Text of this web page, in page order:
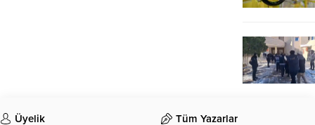
Üyelik Tüm Yazarlar